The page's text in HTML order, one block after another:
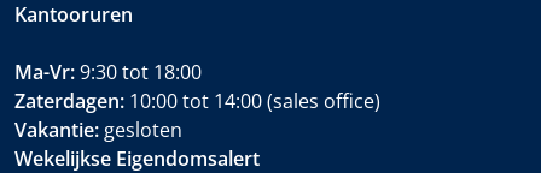
Kantooruren
Ma-Vr:9:30 tot 18:00
Zaterdagen: 10:00 tot 14:00 (sales office)
Vakantie: gesloten
Wekelijkse Eigendomsalert